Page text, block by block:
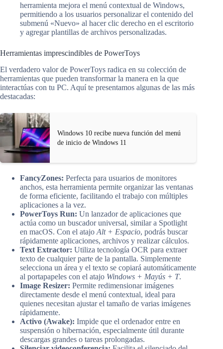
herramienta mejora el menú contextual de Windows,
permitiendo a los usuarios personalizar el contenido del
submenú «Nuevo» al hacer clic derecho en el escritorio
y agregar plantillas de archivos personalizadas.
Herramientas imprescindibles de PowerToys
El verdadero valor de PowerToys radica en su colección de
herramientas que pueden transformar la manera en la que
interactúas con tu PC. Aquí te presentamos algunas de las más
destacadas:
Windows 10 recibe nueva función del menú
de inicio de Windows 11
FancyZones: Perfecta para usuarios de monitores
anchos, esta herramienta permite organizar las ventanas
de forma eficiente, facilitando el trabajo con múltiples
aplicaciones a la vez.
PowerToys Run: Un lanzador de aplicaciones que
actúa como un buscador universal, similar a Spotlight
en macOS. Con el atajo Alt + Espacio, podrás buscar
rápidamente aplicaciones, archivos y realizar cálculos.
Text Extractor: Utiliza tecnología OCR para extraer
texto de cualquier parte de la pantalla. Simplemente
selecciona un área y el texto se copiará automáticamente
al portapapeles con el atajo Windows + Mayús + T.
Image Resizer: Permite redimensionar imágenes
directamente desde el menú contextual, ideal para
quienes necesitan ajustar el tamaño de varias imágenes
rápidamente.
Activo (Awake): Impide que el ordenador entre en
suspensión o hibernación, especialmente útil durante
descargas grandes o tareas prolongadas.